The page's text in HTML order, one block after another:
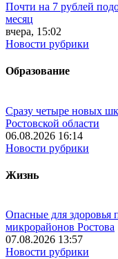
Почти на 7 рублей
месяц
вчера, 15:02
Новости рубрики
Образование
Сразу четыре новых
Ростовской области
06.08.2026 16:14
Новости рубрики
Жизнь
Опасные для здоровья
микрорайонов Ростова
07.08.2026 13:57
Новости рубрики